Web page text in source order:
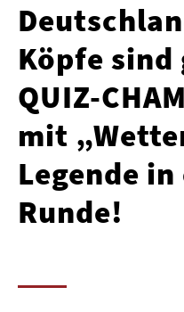
Köpfe sind
QUIZ-
mit
Legende
Runde!